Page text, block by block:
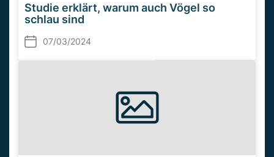
Studie erklärt, warum auch Vögel so
schlau sind
07/03/2024